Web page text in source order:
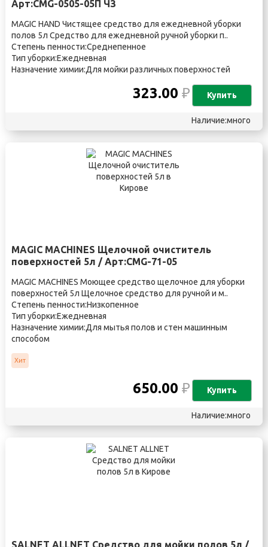
Арт:CMG-0505-05П ЧЗ
MAGIC HAND Чистящее средство для ежедневной уборки
полов 5л Средство для ежедневной ручной уборки п..
Степень пенности:Среднепенное
Тип уборки:Ежедневная
Назначение химии:Для мойки различных поверхностей
323.00₽ Купить
Наличие:много
MAGIC MACHINES Щелочной очиститель
поверхностей 5л / Арт:CMG-71-05
MAGIC MACHINES Моющее средство щелочное для уборки
поверхностей 5л Щелочное средство для ручной и м..
Степень пенности:Низкопенное
Тип уборки:Ежедневная
Назначение химии:Для мытья полов и стен машинным
способом
Хит
650.00₽ Купить
Наличие:много
SALNET ALLNET Средство для мойки полов 5л /